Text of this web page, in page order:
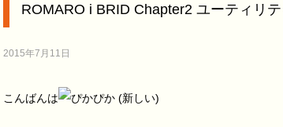
ROMARO i BRID Chapter2 ユーティリテ
2015年7月11日
こんばんは